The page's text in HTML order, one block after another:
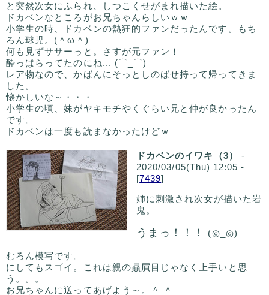
と突然次女にふられ、しつこくせがまれ描いた絵。
ドカベンなところがお兄ちゃんらしいｗｗ
小学生の時、ドカベンの熱狂的ファンだったんです。もち
ろん球児。(＾ω＾)
何も見ずササーっと。さすが元ファン！
酔っぱらってたのにね... (⌒_⌒)
レア物なので、かばんにそっとしのばせ持って帰ってきま
した。
懐かしいな～・・・
小学生の頃、妹がヤキモチやくぐらい兄と仲が良かったん
です。
ドカベンは一度も読まなかったけどｗ
ドカベンのイワキ（3）
-
2020/03/05(Thu) 12:05 -
[7439]
姉に刺激され次女が描いた岩
鬼。
うまっ！！！ (◎_◎)
むろん模写です。
にしてもスゴイ。これは親の贔屓目じゃなく上手いと思
う。。。
お兄ちゃんに送ってあげよう～。＾ ＾